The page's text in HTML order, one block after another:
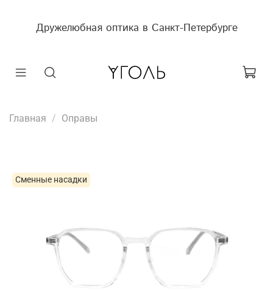
Дружелюбная оптика в Санкт-Петербурге
Главная Оправы
Сменные насадки